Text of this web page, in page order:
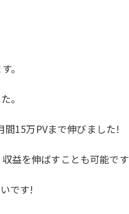
。
。
間15万PVまで伸びました!
益を伸ばすことも可能で
です!